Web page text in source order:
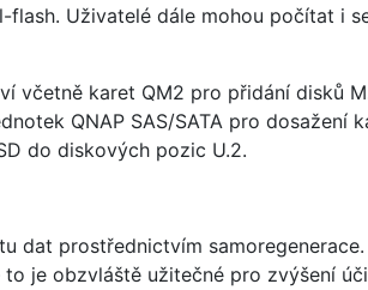
Uživatelé dále mohou počítat i
včetně karet QM2 pro přidání disků
QNAP SAS/SATA pro
do diskových pozic U.2.
dat prostřednictvím
je obzvláště užitečné pro zvýšení